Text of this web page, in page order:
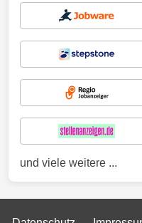
und viele weitere ...